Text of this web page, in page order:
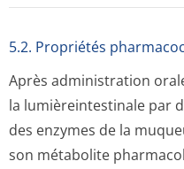
5.2. Propriétés
Après administration
la lumièreintestinale par
des enzymes de la
son métabolite